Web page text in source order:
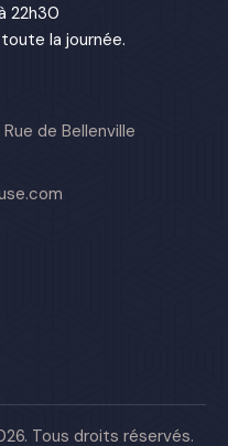
22h30
la journée.
de Bellenville
Tous droits réservés.